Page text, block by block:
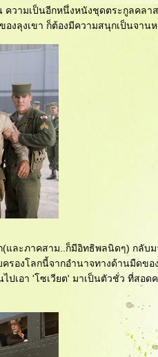
วามเป็นอีกหนึ่งหนังชุดตระกูลคลา
งลุงเขา ก็ต้องมีความสนุกเป็นจาน
ก(และภาคสาม..ก็มีอิทธิพลนิดๆ) กลับ
รองโลกนี้จากอำนาจทางด้านมืดขอ
เอา 'โซเวียต' มาเป็นตัวชั่ว ที่สอด